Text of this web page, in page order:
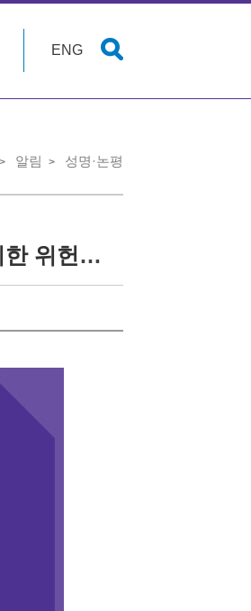
ENG
알림 성명·논평
[성명] 땜질에 그친 지방선거제도 개혁, 개탄스럽다 기득권 유지 위한 위헌적 선거구획정 강행 규탄한다 위헌적 지구당 봉쇄조항 삭제해야 민주주의 강화 위해 정치개혁 논의 지속해야